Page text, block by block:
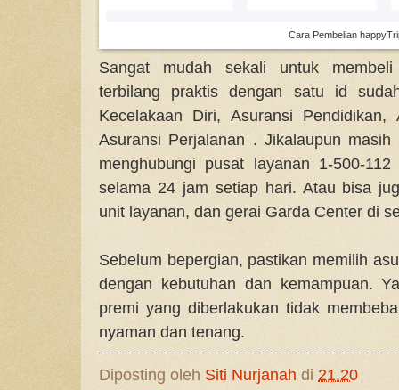
Cara Pembelian
Sangat mudah sekali untuk
terbilang praktis dengan satu id
Kecelakaan Diri, Asuransi Pendidikan,
Asuransi Perjalanan . Jikalaupun
menghubungi pusat layanan 1-500-
selama 24 jam setiap hari. Atau bisa
unit layanan, dan gerai Garda Center di
Sebelum bepergian, pastikan memilih
dengan kebutuhan dan kemampuan.
premi yang diberlakukan tidak
nyaman dan tenang.
Diposting oleh Siti Nurjanah di 21.20